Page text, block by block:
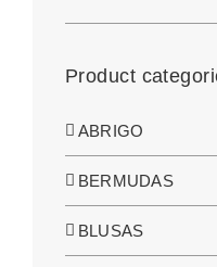
Product
ABRIGO
BERMUDAS
BLUSAS